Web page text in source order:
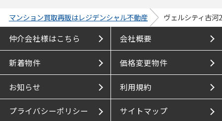
マンション買取再販はレジデンシャル不動産 ヴェルシティ古河
仲介会社様はこちら 会社概要
新着物件 価格変更物件
お知らせ 利用規約
プライバシーポリシー サイトマップ